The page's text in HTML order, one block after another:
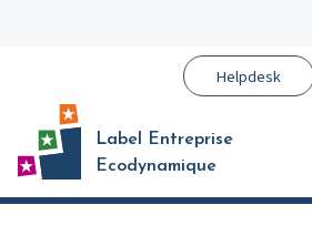
Helpdesk
Label Entreprise
Ecodynamique